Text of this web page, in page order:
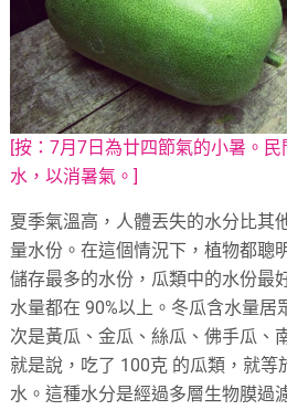
[按：7月7日為廿四節氣的小暑。
水，以消暑氣。]
夏季氣溫高，人體丟失的水分比其
量水份。在這個情況下，植物都聰
儲存最多的水份，瓜類中的水份最
水量都在 90%以上。冬瓜含水量居
次是黃瓜、金瓜、絲瓜、佛手瓜、
就是說，吃了 100克 的瓜類，就等
水。這種水分是經過多層生物膜過